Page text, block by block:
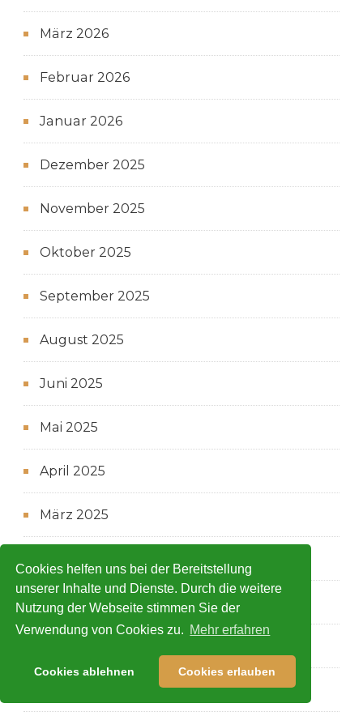
Cookies helfen uns bei der Bereitstellung
unserer Inhalte und Dienste. Durch die weitere
Nutzung der Webseite stimmen Sie der
Verwendung von Cookies zu. Mehr erfahren
Cookies ablehnen Cookies erlauben
März 2026
Februar 2026
Januar 2026
Dezember 2025
November 2025
Oktober 2025
September 2025
August 2025
Juni 2025
Mai 2025
April 2025
März 2025
Januar 2025